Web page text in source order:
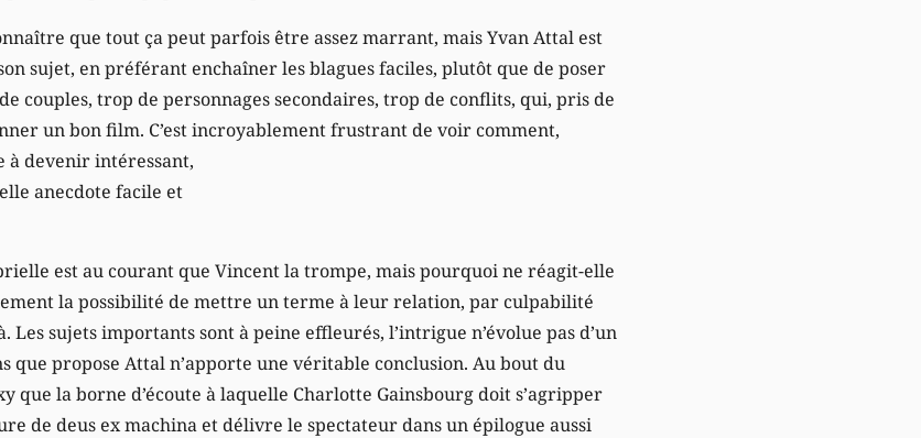
que tout ça peut parfois être assez marrant, mais Yvan Attal est
sujet, en préférant enchaîner les blagues faciles, plutôt que de poser
couples, trop de personnages secondaires, trop de conflits, qui, pris de
un bon film. C’est incroyablement frustrant de voir comment,
à devenir intéressant,
anecdote facile et
est au courant que Vincent la trompe, mais pourquoi ne réagit-elle
la possibilité de mettre un terme à leur relation, par culpabilité
Les sujets importants sont à peine effleurés, l’intrigue n’évolue pas d’un
que propose Attal n’apporte une véritable conclusion. Au bout du
que la borne d’écoute à laquelle Charlotte Gainsbourg doit s’agripper
de deus ex machina et délivre le spectateur dans un épilogue aussi